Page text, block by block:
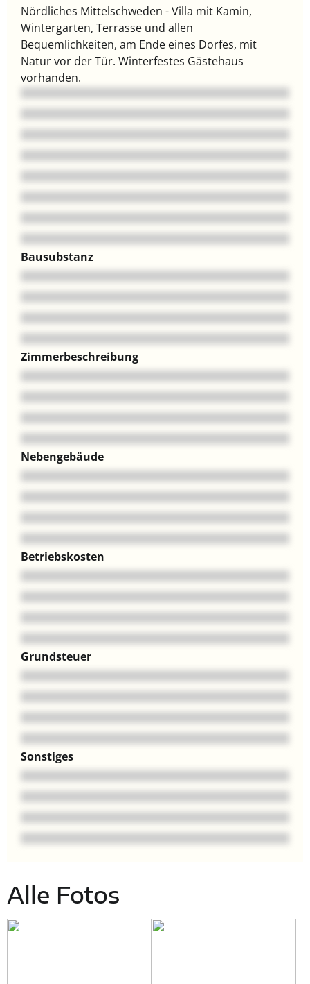
Nördliches Mittelschweden - Villa mit Kamin,
Wintergarten, Terrasse und allen
Bequemlichkeiten, am Ende eines Dorfes, mit
Natur vor der Tür. Winterfestes Gästehaus
vorhanden.
Bausubstanz
Zimmerbeschreibung
Nebengebäude
Betriebskosten
Grundsteuer
Sonstiges
Alle Fotos